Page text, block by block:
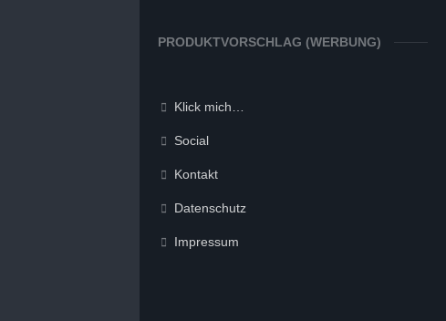
PRODUKTVORSCHLAG (WERBUNG)
Klick mich…
Social
Kontakt
Datenschutz
Impressum